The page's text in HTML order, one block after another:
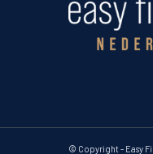
© Copyright - Easy